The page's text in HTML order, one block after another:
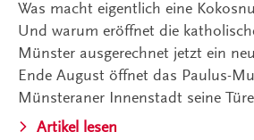
Was macht eigentlich eine
Und warum eröffnet die
Münster ausgerechnet jetzt ein
Ende August öffnet das Paulus-
Münsteraner Innenstadt seine
Artikel lesen